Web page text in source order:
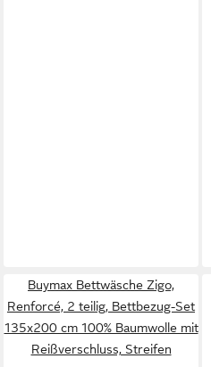
Buymax Bettwäsche Zigo,
Renforcé, 2 teilig, Bettbezug-Set
135x200 cm 100% Baumwolle mit
Reißverschluss, Streifen